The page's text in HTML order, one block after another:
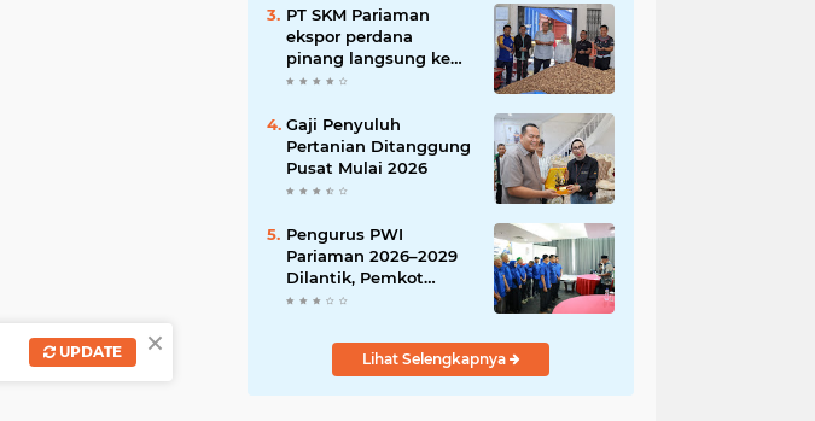
PT SKM Pariaman
ekspor perdana
pinang langsung ke
India
Gaji Penyuluh
Pertanian Ditanggung
Pusat Mulai 2026
Pengurus PWI
Pariaman 2026–2029
Dilantik, Pemkot
Tekankan Sinergi dan
Lihat Selengkapnya
×
UPDATE